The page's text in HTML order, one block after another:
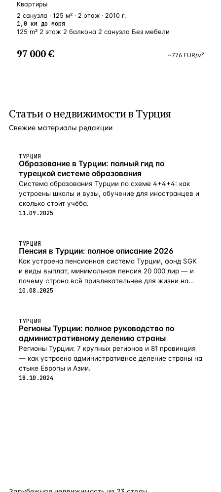
Квартиры
2 санузла · 125 м² · 2 этаж · 2010 г.
1,0 км до моря
125 m² 2 этаж 2 балкона 2 санузла Без мебели
97 000 € ~776 EUR/м²
Статьи онедвижимости в Турция
Свежие материалы редакции
ТУРЦИЯ
Образование в Турции: полный гид по
турецкой системе образования
Система образования Турции по схеме 4+4+4: как
устроены школы и вузы, обучение для иностранцев и
сколько стоит учёба.
11.09.2025
ТУРЦИЯ
Пенсия в Турции: полное описание 2026
Как устроена пенсионная система Турции, фонд SGK
и виды выплат, минимальная пенсия 20 000 лир — и
почему страна всё привлекательнее для жизни на
пенсии в 2026-м.
10.08.2025
ТУРЦИЯ
Регионы Турции: полное руководство по
административному делению страны
Регионы Турции: 7 крупных регионов и 81 провинция
— как устроено административное деление страны на
стыке Европы и Азии.
18.10.2024